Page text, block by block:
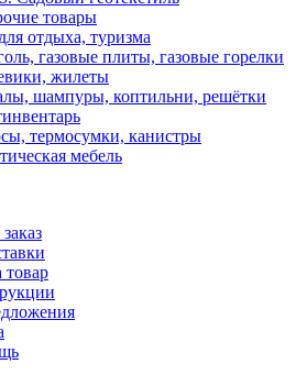
товары
отдыха, туризма
газовые плиты, газовые горелки
жилеты
шампуры, коптильни, решётки
термосумки, канистры
мебель
товар